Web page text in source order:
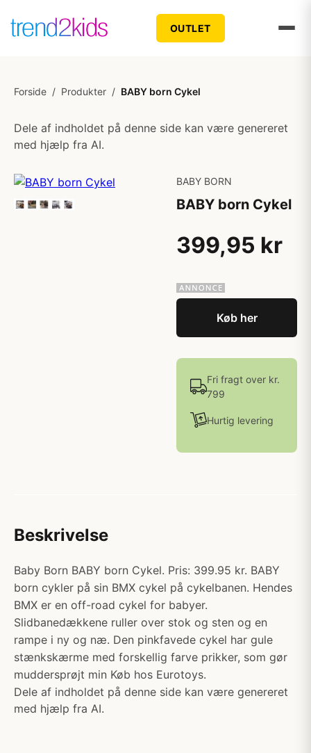
OUTLET
Forside / Produkter / BABY born Cykel
Dele af indholdet på denne side kan være genereret
med hjælp fra AI.
BABY BORN
BABY born Cykel
399,95 kr
Køb her
Fri fragt over kr.
799
Hurtig levering
Beskrivelse
Baby Born BABY born Cykel. Pris: 399.95 kr. BABY
born cykler på sin BMX cykel på cykelbanen. Hendes
BMX er en off-road cykel for babyer.
Slidbanedækkene ruller over stok og sten og en
rampe i ny og næ. Den pinkfavede cykel har gule
stænkskærme med forskellig farve prikker, som gør
muddersprøjt min Køb hos Eurotoys.
Dele af indholdet på denne side kan være genereret
med hjælp fra AI.